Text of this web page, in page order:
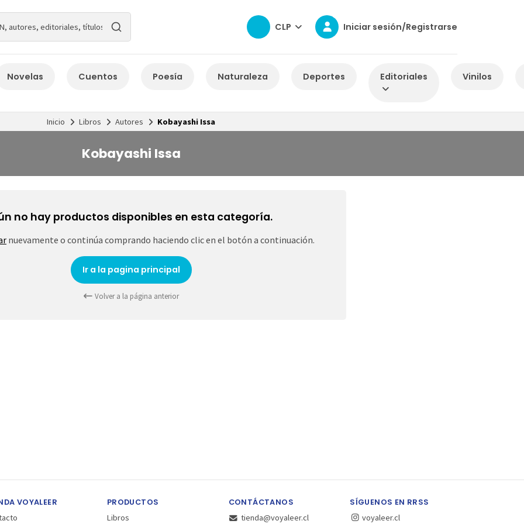
CLP Iniciar sesión/Registrarse
Novelas Cuentos Poesía Naturaleza Deportes Editoriales Vinilos
Inicio Libros Autores Kobayashi Issa
Kobayashi Issa
no hay productos disponibles en esta categoría.
nuevamente o continúa comprando haciendo clic en el botón a continuación.
Ir a la pagina principal
Volver a la página anterior
VOYALEER PRODUCTOS
Libros
CONTÁCTANOS
tienda@voyaleer.cl
SÍGUENOS EN RRSS
voyaleer.cl